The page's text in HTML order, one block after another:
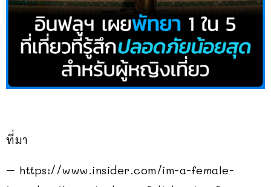
ที่มา
– https://www.insider.com/im-a-female-